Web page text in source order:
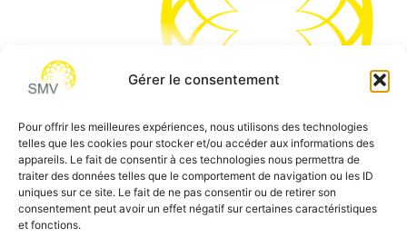
Gérer le consentement
Pour offrir les meilleures expériences, nous utilisons des technologies
telles que les cookies pour stocker et/ou accéder aux informations des
appareils. Le fait de consentir à ces technologies nous permettra de
traiter des données telles que le comportement de navigation ou les ID
uniques sur ce site. Le fait de ne pas consentir ou de retirer son
consentement peut avoir un effet négatif sur certaines caractéristiques
et fonctions.
SMV permet de vous aider à gagner du temps et vous
permettre de vous concentrer sur l’essentiel de votre
métier